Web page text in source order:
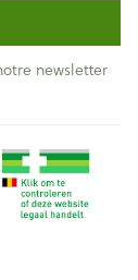
newsletter